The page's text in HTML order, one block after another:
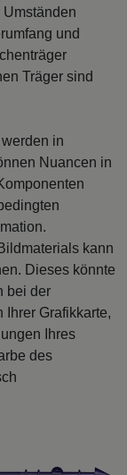
und
Träger sind
in
Nuancen in
kann
Dieses könnte
bei der
Grafikkarte,
Ihres
des